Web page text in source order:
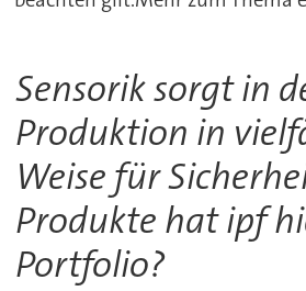
Sensorik sorgt in
Produktion in
Weise für
Produkte hat ipf
Portfolio?